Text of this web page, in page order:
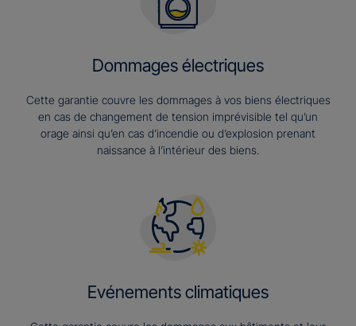
Dommages électriques
Cette garantie couvre les dommages à vos biens électriques
en cas de changement de tension imprévisible tel qu’un
orage ainsi qu’en cas d’incendie ou d’explosion prenant
naissance à l’intérieur des biens.
Evénements climatiques